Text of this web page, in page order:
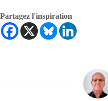
Partagez l'inspiration